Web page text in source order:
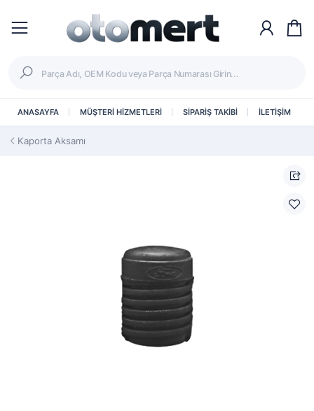
ANASAYFA MÜŞTERİ HİZMETLERİ SİPARİŞ TAKİBİ İLETİŞİM
Kaporta Aksamı